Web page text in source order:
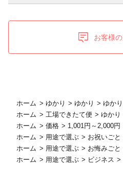
お客様
ホーム > ゆかり >ゆかり >ゆか
ホーム > 工場できたて便 >ゆかり
ホーム > 価格 > 1,001円～2,000円
ホーム > 用途で選ぶ > お祝いごと
ホーム > 用途で選ぶ > お悔みごと
ホーム > 用途で選ぶ > ビジネス >